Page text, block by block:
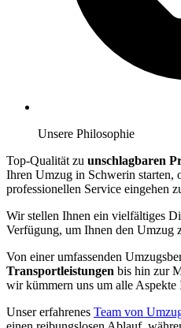
Unsere Philosophie
Top-Qualität zu unschlagbaren
Ihren Umzug in Schwerin starten,
professionellen Service eingehen
Wir stellen Ihnen ein vielfältiges
Verfügung, um Ihnen den Umzug
Von einer umfassenden
Transportleistungen bis hin zur
wir kümmern uns um alle Aspekte
Unser erfahrenes Team von